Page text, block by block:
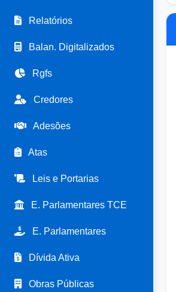
Relatórios
Balan. Digitalizados
Rgfs
Credores
Adesões
Atas
Leis e Portarias
E. Parlamentares TCE
E. Parlamentares
Dívida Ativa
Obras Públicas